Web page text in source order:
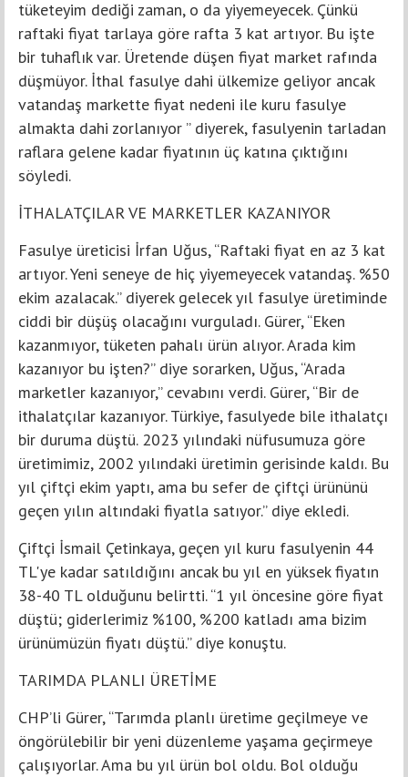
tüketeyim dediği zaman, o da yiyemeyecek. Çünkü
raftaki fiyat tarlaya göre rafta 3 kat artıyor. Bu işte
bir tuhaflık var. Üretende düşen fiyat market rafında
düşmüyor. İthal fasulye dahi ülkemize geliyor ancak
vatandaş markette fiyat nedeni ile kuru fasulye
almakta dahi zorlanıyor ” diyerek, fasulyenin tarladan
raflara gelene kadar fiyatının üç katına çıktığını
söyledi.
İTHALATÇILAR VE MARKETLER KAZANIYOR
Fasulye üreticisi İrfan Uğus, “Raftaki fiyat en az 3 kat
artıyor. Yeni seneye de hiç yiyemeyecek vatandaş. %50
ekim azalacak.” diyerek gelecek yıl fasulye üretiminde
ciddi bir düşüş olacağını vurguladı. Gürer, “Eken
kazanmıyor, tüketen pahalı ürün alıyor. Arada kim
kazanıyor bu işten?” diye sorarken, Uğus, “Arada
marketler kazanıyor,” cevabını verdi. Gürer, “Bir de
ithalatçılar kazanıyor. Türkiye, fasulyede bile ithalatçı
bir duruma düştü. 2023 yılındaki nüfusumuza göre
üretimimiz, 2002 yılındaki üretimin gerisinde kaldı. Bu
yıl çiftçi ekim yaptı, ama bu sefer de çiftçi ürününü
geçen yılın altındaki fiyatla satıyor.” diye ekledi.
Çiftçi İsmail Çetinkaya, geçen yıl kuru fasulyenin 44
TL'ye kadar satıldığını ancak bu yıl en yüksek fiyatın
38-40 TL olduğunu belirtti. “1 yıl öncesine göre fiyat
düştü; giderlerimiz %100, %200 katladı ama bizim
ürünümüzün fiyatı düştü.” diye konuştu.
TARIMDA PLANLI ÜRETİME
CHP’li Gürer, “Tarımda planlı üretime geçilmeye ve
öngörülebilir bir yeni düzenleme yaşama geçirmeye
çalışıyorlar. Ama bu yıl ürün bol oldu. Bol olduğu